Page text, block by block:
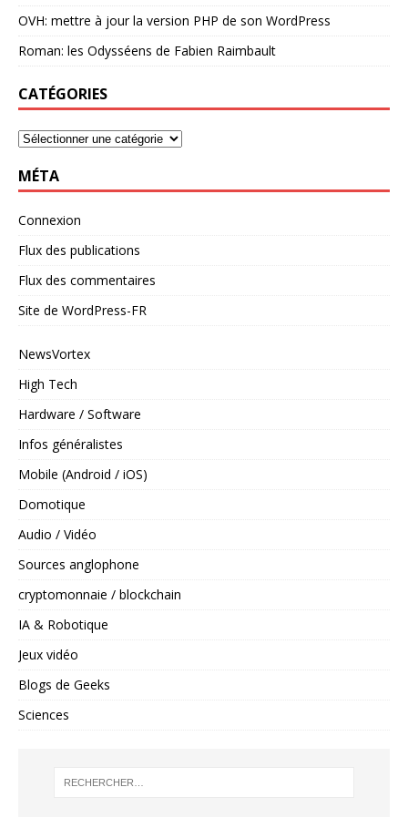
OVH: mettre à jour la version PHP de son WordPress
Roman: les Odysséens de Fabien Raimbault
CATÉGORIES
MÉTA
Connexion
Flux des publications
Flux des commentaires
Site de WordPress-FR
NewsVortex
High Tech
Hardware / Software
Infos généralistes
Mobile (Android / iOS)
Domotique
Audio / Vidéo
Sources anglophone
cryptomonnaie / blockchain
IA & Robotique
Jeux vidéo
Blogs de Geeks
Sciences